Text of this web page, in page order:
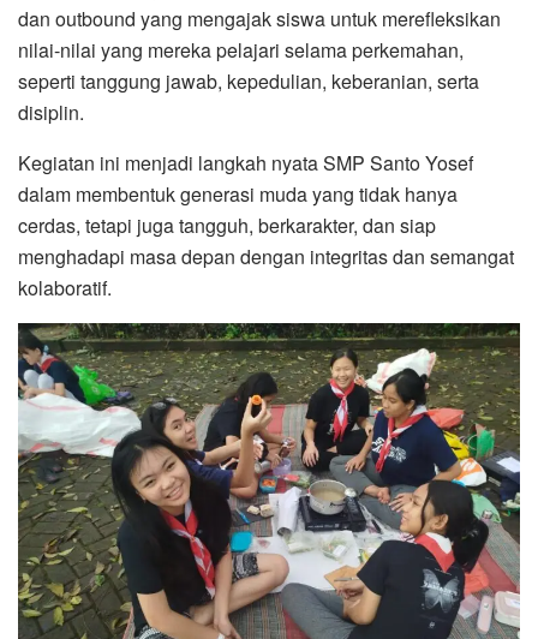
dan outbound yang mengajak siswa untuk merefleksikan
nilai-nilai yang mereka pelajari selama perkemahan,
seperti tanggung jawab, kepedulian, keberanian, serta
disiplin.
Kegiatan ini menjadi langkah nyata SMP Santo Yosef
dalam membentuk generasi muda yang tidak hanya
cerdas, tetapi juga tangguh, berkarakter, dan siap
menghadapi masa depan dengan integritas dan semangat
kolaboratif.